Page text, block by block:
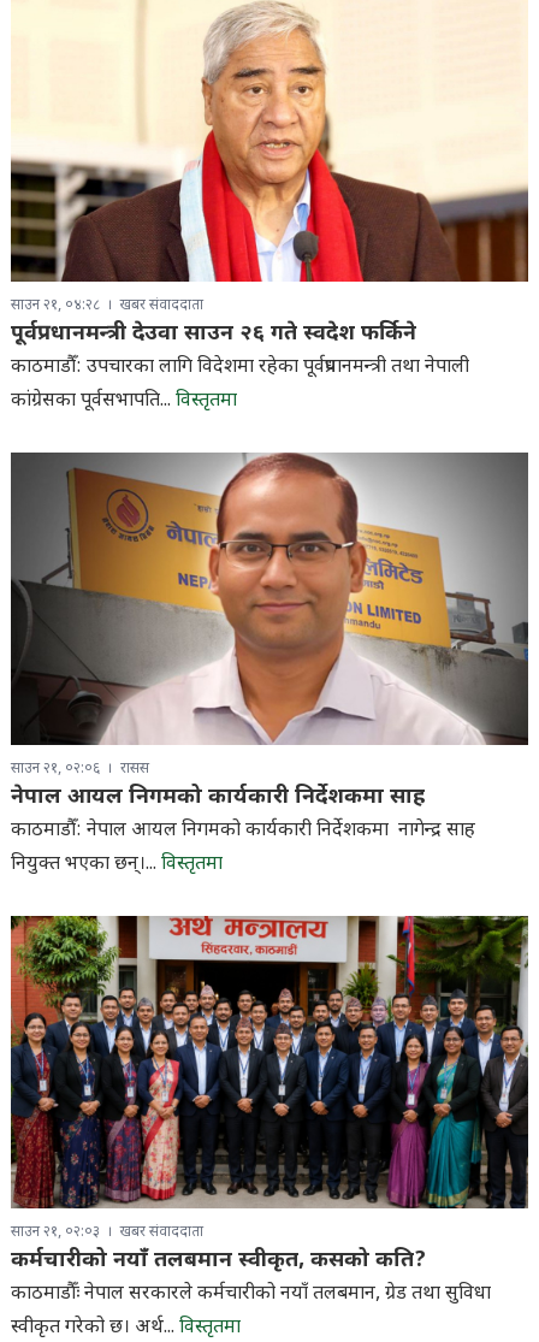
साउन २१, ०४:२८ खबर संवाददाता
पूर्वप्रधानमन्त्री देउवा साउन २६ गते स्वदेश फर्किने
काठमाडौँ: उपचारका लागि विदेशमा रहेका पूर्वप्रधानमन्त्री तथा नेपाली
कांग्रेसका पूर्वसभापति... विस्तृतमा
साउन २१, ०२:०६ रासस
नेपाल आयल निगमको कार्यकारी निर्देशकमा साह
काठमाडौँ: नेपाल आयल निगमको कार्यकारी निर्देशकमा नागेन्द्र साह
नियुक्त भएका छन्।... विस्तृतमा
साउन २१, ०२:०३ खबर संवाददाता
कर्मचारीको नयाँ तलबमान स्वीकृत, कसको कति?
काठमाडौँः नेपाल सरकारले कर्मचारीको नयाँ तलबमान, ग्रेड तथा सुविधा
स्वीकृत गरेको छ। अर्थ... विस्तृतमा